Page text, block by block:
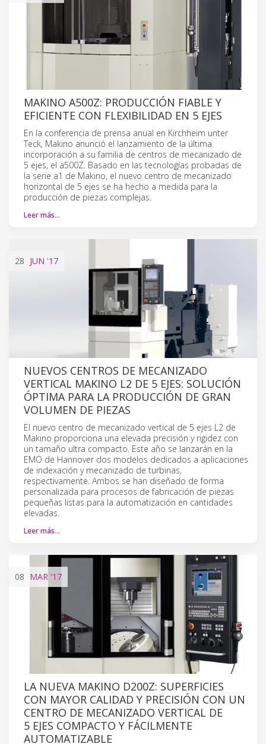
MAKINO A500Z: PRODUCCIÓN FIABLE Y
EFICIENTE CON FLEXIBILIDAD EN 5 EJES
En la conferencia de prensa anual en Kirchheim unter
Teck, Makino anunció el lanzamiento de la última
incorporación a su familia de centros de mecanizado de
5 ejes, el a500Z. Basado en las tecnologías probadas de
la serie a1 de Makino, el nuevo centro de mecanizado
horizontal de 5 ejes se ha hecho a medida para la
producción de piezas complejas.
Leer más…
28 JUN '17
NUEVOS CENTROS DE MECANIZADO
VERTICAL MAKINO L2 DE 5 EJES: SOLUCIÓN
ÓPTIMA PARA LA PRODUCCIÓN DE GRAN
VOLUMEN DE PIEZAS
El nuevo centro de mecanizado vertical de 5 ejes L2 de
Makino proporciona una elevada precisión y rigidez con
un tamaño ultra compacto. Este año se lanzarán en la
EMO de Hannover dos modelos dedicados a aplicaciones
de indexación y mecanizado de turbinas,
respectivamente. Ambos se han diseñado de forma
personalizada para procesos de fabricación de piezas
pequeñas listas para la automatización en cantidades
elevadas.
Leer más…
08 MAR '17
LA NUEVA MAKINO D200Z: SUPERFICIES
CON MAYOR CALIDAD Y PRECISIÓN CON UN
CENTRO DE MECANIZADO VERTICAL DE
5 EJES COMPACTO Y FÁCILMENTE
AUTOMATIZABLE